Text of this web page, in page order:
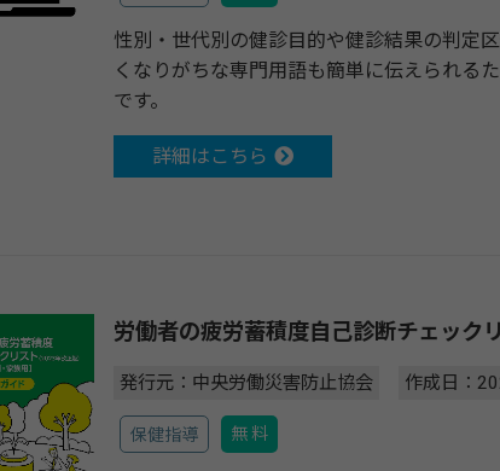
性別・世代別の健診目的や健診結果の判定
くなりがちな専門用語も簡単に伝えられる
です。
詳細はこちら
労働者の疲労蓄積度自己診断チェック
発行元：中央労働災害防止協会 作成日：
保健指導 無 料